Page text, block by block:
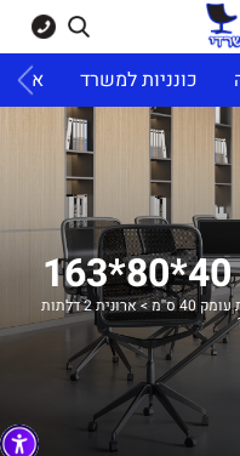
כונניות למשרד
40 ס''מ > ארונית 2 דלתות